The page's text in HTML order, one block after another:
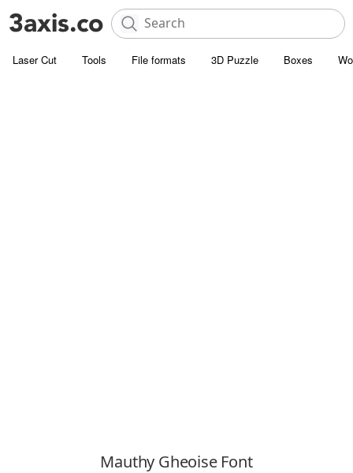
Laser Cut Tools File formats 3D Puzzle Boxes
Mauthy Gheoise Font